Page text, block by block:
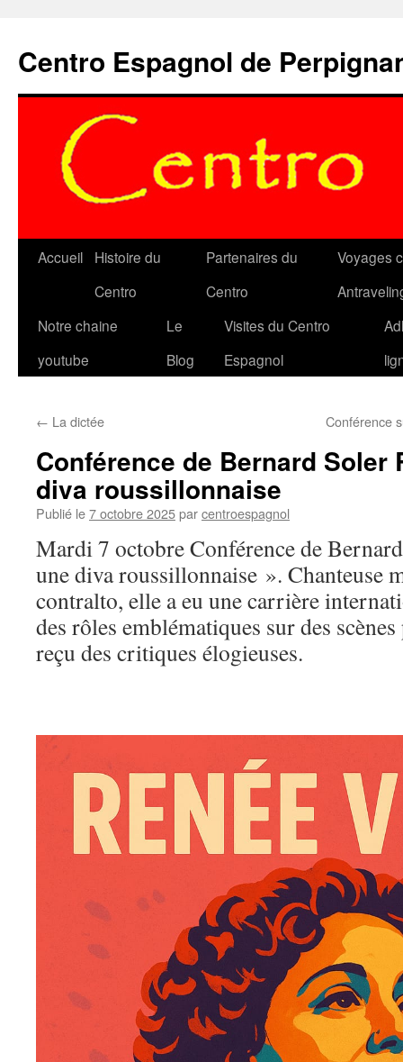
contenu
Centro Espagnol de
Accueil
Histoire du
Centro
Partenaires du
Centro
Voyages
Notre chaine
youtube
Le
Blog
Visites du Centro
Espagnol
← La dictée Conférence
Conférence de Bernard Soler
diva roussillonnaise
Publié le7 octobre 2025parcentroespagnol
Mardi 7 octobre Conférence de
une diva roussillonnaise ». Chanteuse
contralto, elle a eu une carrière
des rôles emblématiques sur des
reçu des critiques élogieuses.